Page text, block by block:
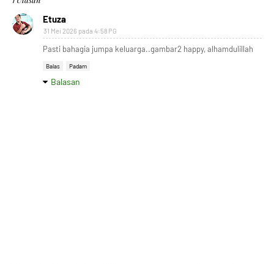
Etuza
31 Mei 2026 pada 4:58 PG
Pasti bahagia jumpa keluarga..gambar2 happy, alhamdulillah
Balas Padam
Balasan